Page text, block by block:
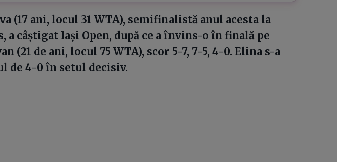
(17 ani, locul 31 WTA), semifinalistă anul acesta la
a câștigat Iași Open, după ce a învins-o în finală pe
(21 de ani, locul 75 WTA), scor 5-7, 7-5, 4-0. Elina s-a
de 4-0 în setul decisiv.